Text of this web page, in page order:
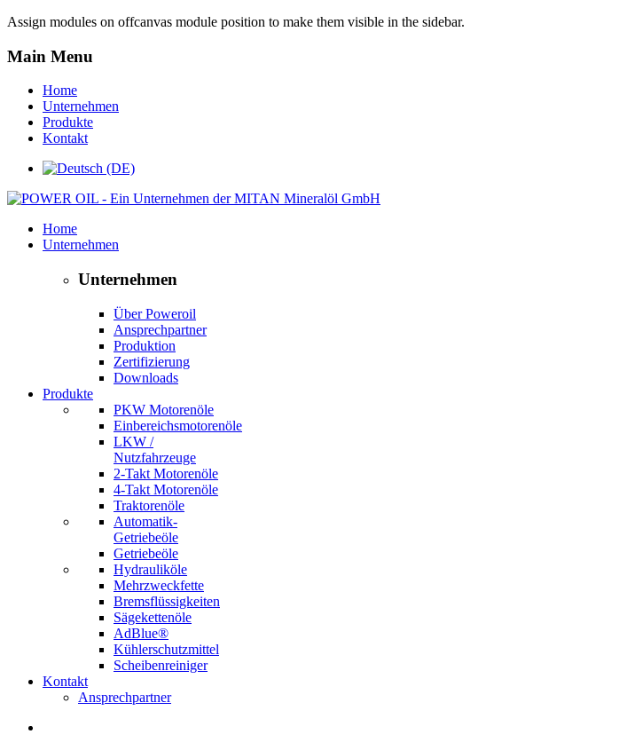
Assign modules on offcanvas module position to make them visible in the sidebar.
Main Menu
Home
Unternehmen
Produkte
Kontakt
Home
Unternehmen
Unternehmen
Über Poweroil
Ansprechpartner
Produktion
Zertifizierung
Downloads
Produkte
PKW Motorenöle
Einbereichsmotorenöle
LKW /
Nutzfahrzeuge
2-Takt Motorenöle
4-Takt Motorenöle
Traktorenöle
Automatik-
Getriebeöle
Getriebeöle
Hydrauliköle
Mehrzweckfette
Bremsflüssigkeiten
Sägekettenöle
AdBlue®
Kühlerschutzmittel
Scheibenreiniger
Kontakt
Ansprechpartner